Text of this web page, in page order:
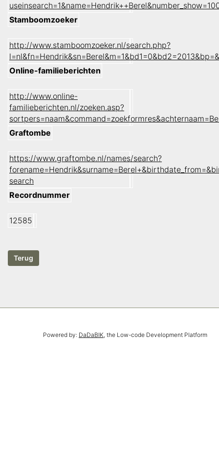
Stamboomzoeker
http://www.stamboomzoeker.nl/search.php?
Online-familieberichten
http://www.online-
familieberichten.nl/zoeken.asp?
Graftombe
https://www.graftombe.nl/names/search?
search
Recordnummer
12585
Powered by: DaDaBIK, the Low-code Development Platform